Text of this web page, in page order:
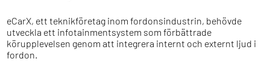
eCarX, ett teknikföretag inom fordonsindustrin, behövde
utveckla ett infotainmentsystem som förbättrade
körupplevelsen genom att integrera internt och externt ljud i
fordon.